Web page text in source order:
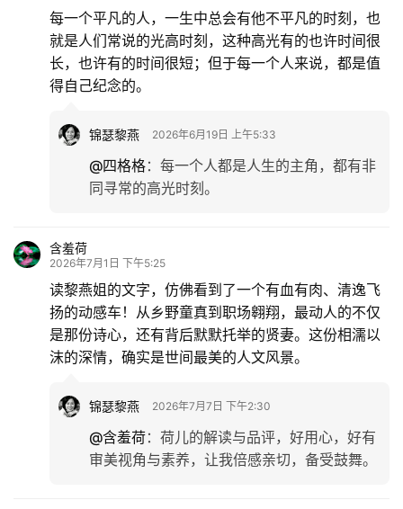
每一个平凡的人，一生中总会有他不平凡的时刻，也
就是人们常说的光高时刻，这种高光有的也许时间很
长，也许有的时间很短；但于每一个人来说，都是值
得自己纪念的。
锦瑟黎燕 2026年6月19日 上午5:33
@四格格： 每一个人都是人生的主角，都有非
同寻常的高光时刻。
含羞荷
2026年7月1日 下午5:25
读黎燕姐的文字，仿佛看到了一个有血有肉、清逸飞
扬的动感车！从乡野童真到职场翱翔，最动人的不仅
是那份诗心，还有背后默默托举的贤妻。这份相濡以
沫的深情，确实是世间最美的人文风景。
锦瑟黎燕 2026年7月7日 下午2:30
@含羞荷： 荷儿的解读与品评，好用心，好有
审美视角与素养，让我倍感亲切，备受鼓舞。